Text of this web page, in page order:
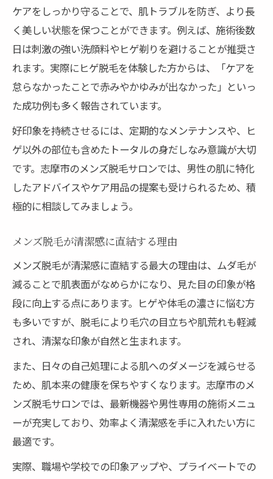
ケアをしっかり守ることで、肌トラブルを防ぎ、より長
く美しい状態を保つことができます。例えば、施術後数
日は刺激の強い洗顔料やヒゲ剃りを避けることが推奨さ
れます。実際にヒゲ脱毛を体験した方からは、「ケアを
怠らなかったことで赤みやかゆみが出なかった」といっ
た成功例も多く報告されています。
好印象を持続させるには、定期的なメンテナンスや、ヒ
ゲ以外の部位も含めたトータルの身だしなみ意識が大切
です。志摩市のメンズ脱毛サロンでは、男性の肌に特化
したアドバイスやケア用品の提案も受けられるため、積
極的に相談してみましょう。
メンズ脱毛が清潔感に直結する理由
メンズ脱毛が清潔感に直結する最大の理由は、ムダ毛が
減ることで肌表面がなめらかになり、見た目の印象が格
段に向上する点にあります。ヒゲや体毛の濃さに悩む方
も多いですが、脱毛により毛穴の目立ちや肌荒れも軽減
され、清潔な印象が自然と生まれます。
また、日々の自己処理による肌へのダメージを減らせる
ため、肌本来の健康を保ちやすくなります。志摩市のメ
ンズ脱毛サロンでは、最新機器や男性専用の施術メニュ
ーが充実しており、効率よく清潔感を手に入れたい方に
最適です。
実際、職場や学校での印象アップや、プライベートでの